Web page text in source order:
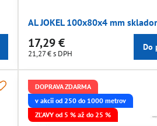
AL JOKEL 100x80x4 mm
17,29 €
21,27 €s DPH
Do
DOPRAVA ZDARMA
v akcii od 250 do 1000 metrov
ZĽAVY od 5 % až do 25 %